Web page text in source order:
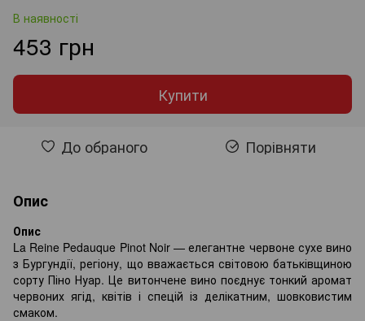
В наявності
453 грн
Купити
До обраного Порівняти
Опис
Опис
La Reine Pedauque Pinot Noir — елегантне червоне сухе вино
з Бургундії, регіону, що вважається світовою батьківщиною
сорту Піно Нуар. Це витончене вино поєднує тонкий аромат
червоних ягід, квітів і спецій із делікатним, шовковистим
смаком.